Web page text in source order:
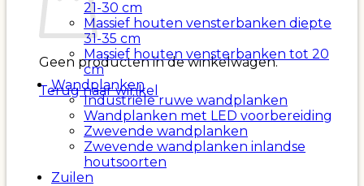
Geen producten in de winkelwagen.
Terug naar winkel
21-30 cm
Massief houten vensterbanken diepte
31-35 cm
Massief houten vensterbanken tot 20
cm
Wandplanken
Industriële ruwe wandplanken
Wandplanken met LED voorbereiding
Zwevende wandplanken
Zwevende wandplanken inlandse
houtsoorten
Zuilen